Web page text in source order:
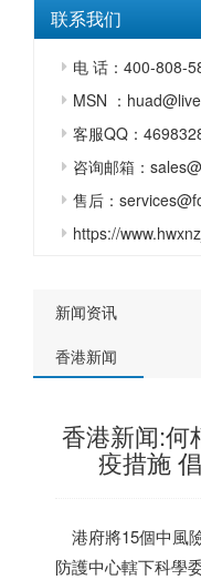
联系我们
电 话：400-808-
MSN ：
客服QQ：
咨询邮箱：
售后：
https://
新闻资讯
香港新闻
香港新闻:何
疫措施
港府將15個中風
防護中心轄下科學